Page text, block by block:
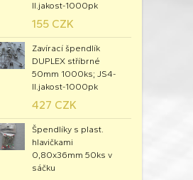
II.jakost-1000pk
155 CZK
Zavírací špendlík
DUPLEX stříbrné
50mm 1000ks; JS4-
II.jakost-1000pk
427 CZK
Špendlíky s plast.
hlavičkami
0,80x36mm 50ks v
sáčku